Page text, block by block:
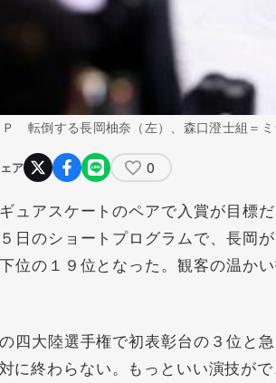
転倒する長岡柚奈（左）、森口澄士組＝
ア 0
ュアスケートのペアで入賞が目標
日のショートプログラムで、長岡
位の１９位となった。観客の温か
四大陸選手権で初表彰台の３位と
に終わらない。もっといい演技が